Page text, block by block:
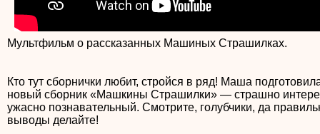
Мультфильм о рассказанных Машиных Страшилках.
Кто тут сборнички любит, стройся в ряд! Маша
новый сборник «Машкины Страшилки» — страшно
ужасно познавательный. Смотрите, голубчики, да
выводы делайте!